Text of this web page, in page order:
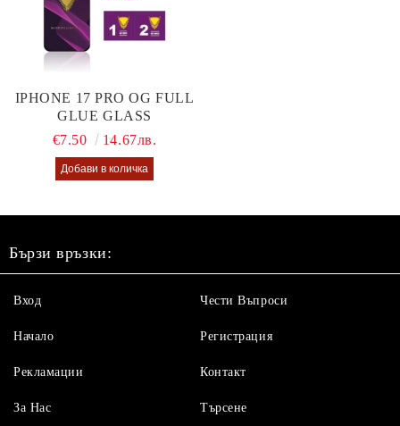
IPHONE 17 PRO OG FULL
GLUE GLASS
€7.50
14.67лв.
Бързи връзки:
Вход
Начало
Рекламации
За Нас
Чести Въпроси
Регистрация
Контакт
Търсене